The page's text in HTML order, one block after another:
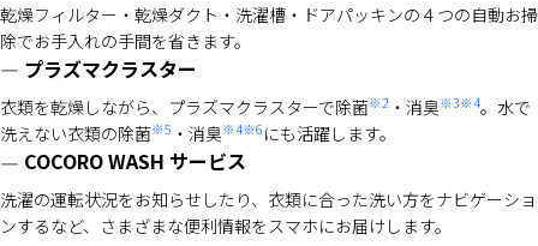
乾燥フィルター・乾燥ダクト・洗濯槽・ドアパッキンの４つの自動お掃
除でお手入れの手間を省きます。
プラズマクラスター
衣類を乾燥しながら、プラズマクラスターで除菌※2 ・消臭※3※4。水で
洗えない衣類の除菌※5 ・消臭※4※6 にも活躍します。
COCORO WASH サービス
洗濯の運転状況をお知らせしたり、衣類に合った洗い方をナビゲーショ
ンするなど、さまざまな便利情報をスマホにお届けします。